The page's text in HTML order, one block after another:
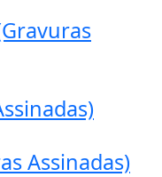
Assinadas)